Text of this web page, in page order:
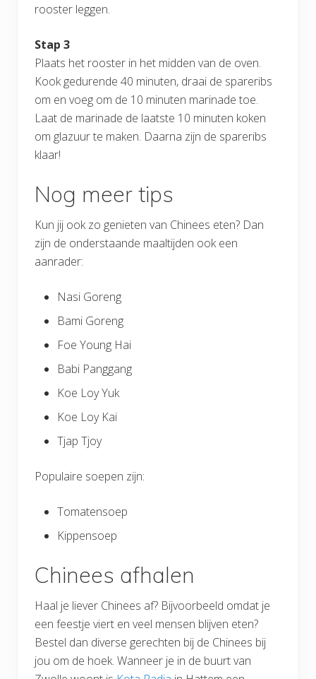
rooster leggen.
Stap 3
Plaats het rooster in het midden van de oven.
Kook gedurende 40 minuten, draai de spareribs
om en voeg om de 10 minuten marinade toe.
Laat de marinade de laatste 10 minuten koken
om glazuur te maken. Daarna zijn de spareribs
klaar!
Nog meer tips
Kun jij ook zo genieten van Chinees eten? Dan
zijn de onderstaande maaltijden ook een
aanrader:
Nasi Goreng
Bami Goreng
Foe Young Hai
Babi Panggang
Koe Loy Yuk
Koe Loy Kai
Tjap Tjoy
Populaire soepen zijn:
Tomatensoep
Kippensoep
Chinees afhalen
Haal je liever Chinees af? Bijvoorbeeld omdat je
een feestje viert en veel mensen blijven eten?
Bestel dan diverse gerechten bij de Chinees bij
jou om de hoek. Wanneer je in de buurt van